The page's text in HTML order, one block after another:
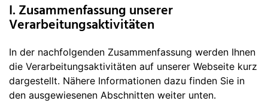
I. Zusammenfassung unserer
Verarbeitungsaktivitäten
In der nachfolgenden Zusammenfassung werden Ihnen
die Verarbeitungsaktivitäten auf unserer Webseite kurz
dargestellt. Nähere Informationen dazu finden Sie in
den ausgewiesenen Abschnitten weiter unten.